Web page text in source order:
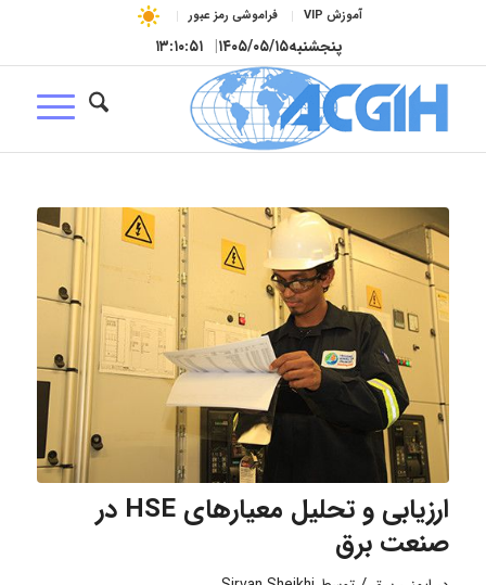
آموزش VIP فراموشی رمز عبور
پنجشنبه۱۴۰۵/۰۵/۱۵| ۱۳:۱۰:۵۲
ارزیابی و تحلیل معیارهای HSE در
صنعت برق